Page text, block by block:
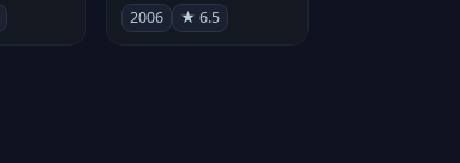
2006 ★ 6.5